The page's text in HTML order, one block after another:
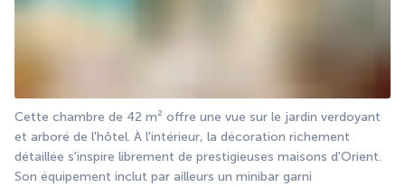
Cette chambre de 42 m² offre une vue sur le jardin verdoyant
et arboré de l'hôtel. À l'intérieur, la décoration richement
détaillée s'inspire librement de prestigieuses maisons d'Orient.
Son équipement inclut par ailleurs un minibar garni